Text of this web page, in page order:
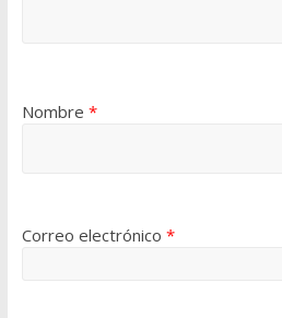
Nombre *
Correo electrónico *